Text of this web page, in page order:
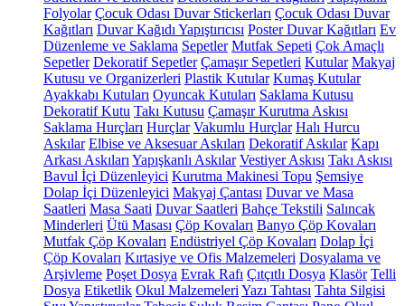
Folyolar Çocuk Odası Duvar Stickerları Çocuk Odası Duvar
Kağıtları Duvar Kağıdı Yapıştırıcısı Poster Duvar Kağıtları Ev
Düzenleme ve Saklama Sepetler Mutfak Sepeti Çok Amaçlı
Sepetler Dekoratif Sepetler Çamaşır Sepetleri Kutular Makyaj
Kutusu ve Organizerleri Plastik Kutular Kumaş Kutular
Ayakkabı Kutuları Oyuncak Kutuları Saklama Kutusu
Dekoratif Kutu Takı Kutusu Çamaşır Kurutma Askısı
Saklama Hurçları Hurçlar Vakumlu Hurçlar Halı Hurcu
Askılar Elbise ve Aksesuar Askıları Dekoratif Askılar Kapı
Arkası Askıları Yapışkanlı Askılar Vestiyer Askısı Takı Askısı
Bavul İçi Düzenleyici Kurutma Makinesi Topu Şemsiye
Dolap İçi Düzenleyici Makyaj Çantası Duvar ve Masa
Saatleri Masa Saati Duvar Saatleri Bahçe Tekstili Salıncak
Minderleri Ütü Masası Çöp Kovaları Banyo Çöp Kovaları
Mutfak Çöp Kovaları Endüstriyel Çöp Kovaları Dolap İçi
Çöp Kovaları Kırtasiye ve Ofis Malzemeleri Dosyalama ve
Arşivleme Poşet Dosya Evrak Rafı Çıtçıtlı Dosya Klasör Telli
Dosya Etiketlik Okul Malzemeleri Yazı Tahtası Tahta Silgisi